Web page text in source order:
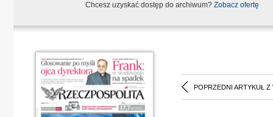
Chcesz uzyskać dostęp do archiwum? Zobacz ofertę
POPRZEDNI ARTYKUŁ Z